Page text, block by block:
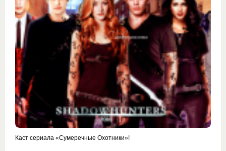
Каст сериала «Сумеречные Охотники»!